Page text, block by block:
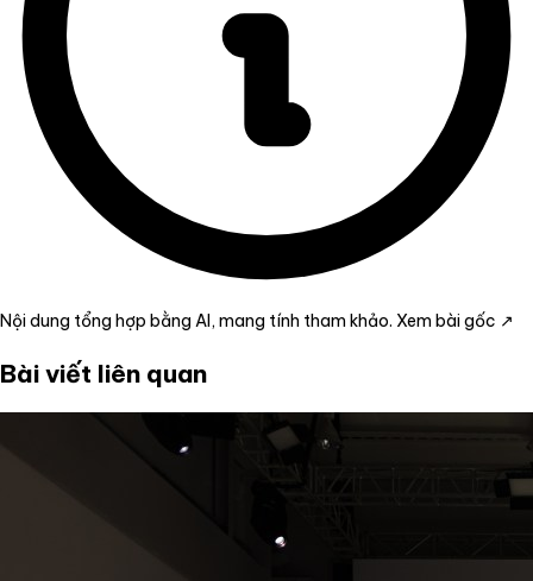
Nội dung tổng hợp bằng AI, mang tính tham khảo. Xem bài gốc ↗
Bài viết liên quan